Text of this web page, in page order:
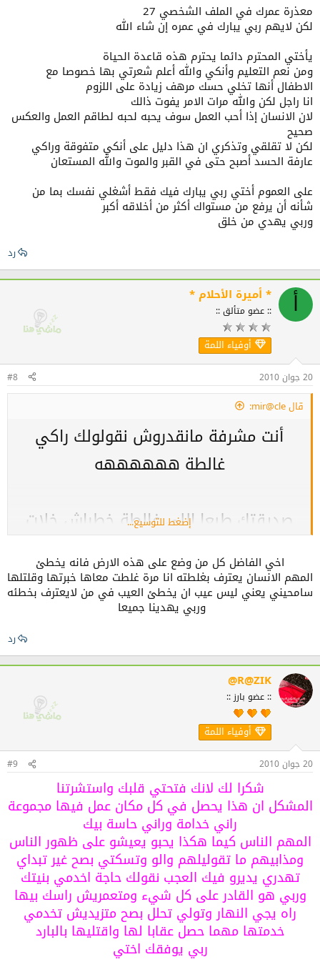
يهدروا وهزوا رقمي تاع البرتابل قالولي كنت لنا اخت واستاذة
وكل شيء قاتلي نصحتينا من قلبك ربي يبارك فيك ودعت دعوة
فتحت قلبي بيها
لكن الان في بيرو بريفي تعرف انا خدمته لربي العمل هاداك
لكن قاضتني انها تنغر مني بزاف لااعلم لماذا وماالسبب عندما
اخبرت وحدة تخدم معانا قالي راكي اصغر وحدة فينا وقاتلك
راهي من يوم انتشر اسمك في الجريدة وكتبت مواضيعك
باسمك حاسيتها تحسدك انا ربي يهديها والله رغم انا اسمي
اشتهر لكن لاتهمني الشهرة تهمني ان اكون متميزة في
عملي وربي يهدي
معذرة عمرك في الملف الشخصي 27
لكن لايهم ربي يبارك في عمره إن شاء الله
يأختي المحترم دائما يحترم هذه قاعدة الحياة
ومن نعم التعليم وأنكي والله أعلم شعرتي بها خصوصا مع
الاطفال أنها تخلي حسك مرهف زيادة على اللزوم
انا راجل لكن والله مرات الامر يفوت ذالك
لان الانسان إذا أحب العمل سوف يحبه لحبه لطاقم العمل والعكس
صحيح
لكن لا تقلقي وتذكري ان هذا دليل على أنكي متفوقة وراكي
عارفة الحسد أصبح حتى في القبر والموت والله المستعان
على العموم أختي ربي يبارك فيك فقط أشغلي نفسك بما من
شأنه أن يرفع من مستواك أكثر من أخلاقه أكبر
وربي يهدي من خلق
رد
* أميرة الأحلام *
:: عضو متألق ::
أوفياء اللمة
20 جوان 2010 #8
قال mir@cle:
أنت مشرفة مانقدروش نقولولك راكي
غالطة ههههههه
صديقتك طبعا اللي غالطة خطراش خلات
وتستاهل اللي صرالها
إضغط للتوسيع...
اخي الفاضل كل من وضع على هذه الارض فانه يخطئ
المهم الانسان يعترف بغلطته انا مرة غلطت معاها خبرتها وقلتلها
سامحيني يعني ليس عيب ان يخطئ العيب في من لايعترف بخطئه
وربي يهدينا جميعا
رد
@R@ZIK
:: عضو بارز ::
أوفياء اللمة
20 جوان 2010 #9
شكرا لك لانك فتحتي قلبك واستشرتنا
المشكل ان هذا يحصل في كل مكان عمل فيها مجموعة
راني خدامة وراني حاسة بيك
المهم الناس كيما هكذا يحبو يعيشو على ظهور الناس
ومذابيهم ما تقوليلهم والو وتسكتي بصح غير تبداي
تهدري يديرو فيك العجب نقولك حاجة اخدمي بنيتك
وربي هو القادر على كل شيء ومتعمريش راسك بيها
راه يجي النهار وتولي تحلل بصح متزيديش تخدمي
خدمتها مهما حصل عقابا لها واقتليها بالبارد
ربي يوفقك اختي